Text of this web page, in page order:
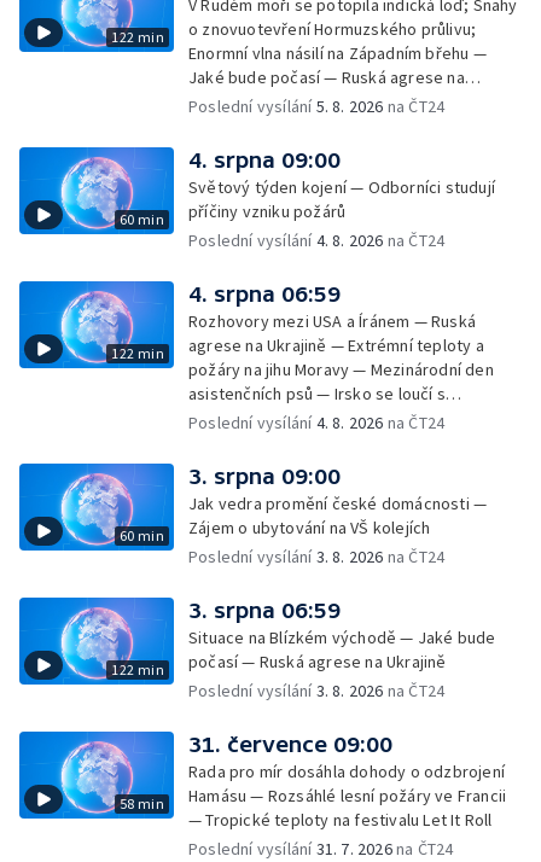
u Malé Morávky
122 min
V Rudém moři se potopila indická loď; Snahy
o znovuotevření Hormuzského průlivu;
Enormní vlna násilí na Západním břehu —
Jaké bude počasí — Ruská agrese na
Ukrajině — Vliv veder na lidské orgány — Při
— Třem obcím na Brněnsku dočasně došla
pitná voda — SP v orientačním běhu v Česku
— Horko a požáry sužují Evropu — Rybářský
příměstský tábor
Poslední vysílání5. 8. 2026 na ČT24
60 min
4. srpna 09:00
Světový týden kojení — Odborníci studují
příčiny vzniku požárů
Poslední vysílání4. 8. 2026 na ČT24
122 min
4. srpna 06:59
Rozhovory mezi USA a Íránem — Ruská
agrese na Ukrajině — Extrémní teploty a
požáry na jihu Moravy — Mezinárodní den
asistenčních psů — Irsko se loučí s
hudebníkem Glenem Hansardem
Poslední vysílání4. 8. 2026 na ČT24
60 min
3. srpna 09:00
Jak vedra promění české domácnosti —
Zájem o ubytování na VŠ kolejích
Poslední vysílání3. 8. 2026 na ČT24
122 min
3. srpna 06:59
Situace na Blízkém východě — Jaké bude
počasí — Ruská agrese na Ukrajině
Poslední vysílání3. 8. 2026 na ČT24
58 min
31. července 09:00
Rada pro mír dosáhla dohody o odzbrojení
Hamásu — Rozsáhlé lesní požáry ve Francii
— Tropické teploty na festivalu Let It Roll
Poslední vysílání31. 7. 2026na ČT24